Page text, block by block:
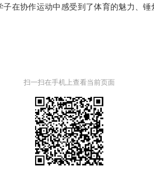
协作运动中感受到了体育的魅力、锤
扫一扫在手机上查看当前页面